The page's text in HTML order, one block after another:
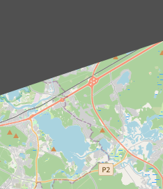
Saulkrasti, Talsi,
Tukums, Valka,
Valmiera.
Kā sazināties?
Izvēlies sev tuvāko
punktu un raksti uz
attiecīgo e-pasta
adresi (piemēram,
aloja@produs.lv